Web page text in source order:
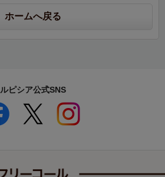
ルピシア公式SNS